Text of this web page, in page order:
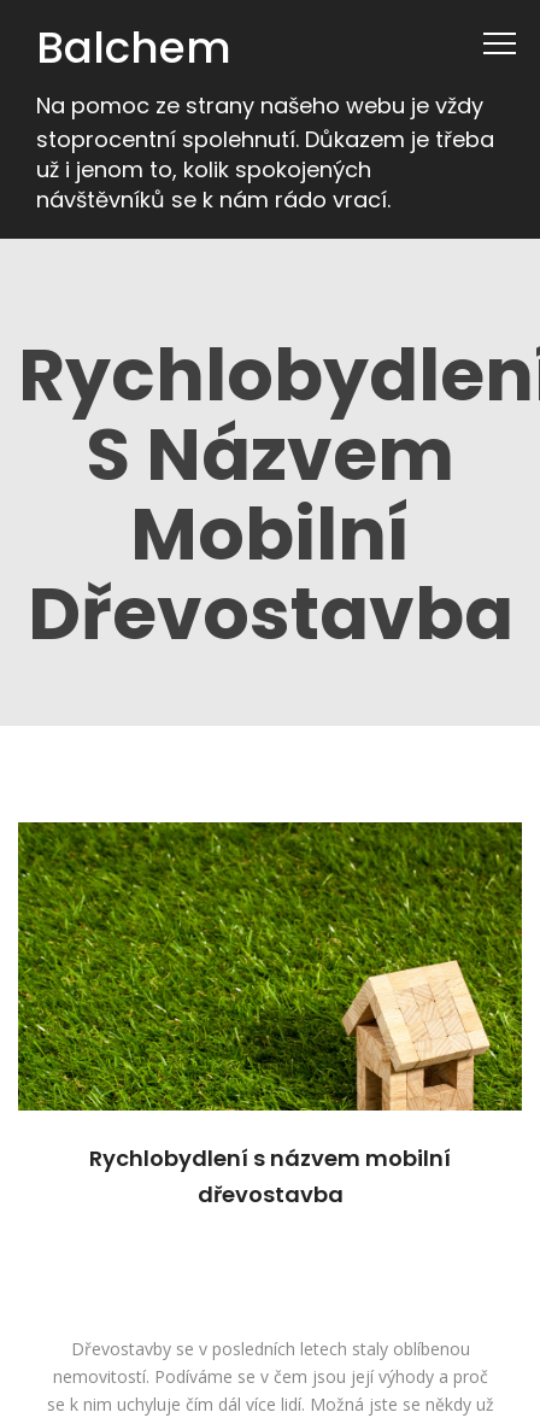
Balchem
Na pomoc ze strany našeho webu je vždy
stoprocentní spolehnutí. Důkazem je třeba
už i jenom to, kolik spokojených
návštěvníků se k nám rádo vrací.
S Názvem
Mobilní
Dřevostavba
Rychlobydlení s názvem mobilní
dřevostavba
Dřevostavby se v posledních letech staly oblíbenou
nemovitostí. Podíváme se v čem jsou její výhody a proč
se k nim uchyluje čím dál více lidí. Možná jste se někdy už